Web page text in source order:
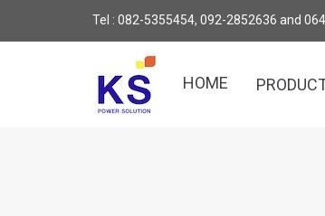
Tel : 082-5355454, 092-2852636 and
HOME